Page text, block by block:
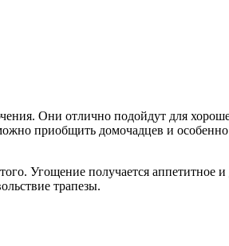
Они отлично подойдут для
приобщить домочадцев и
Угощение получается аппетитное
трапезы.